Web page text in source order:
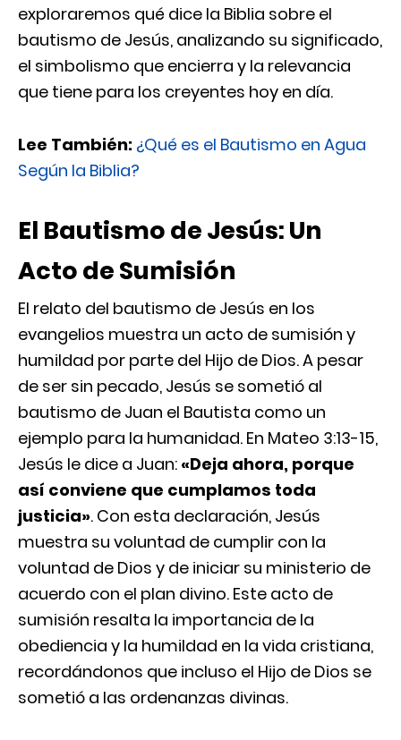
exploraremos qué dice la Biblia sobre el
bautismo de Jesús, analizando su significado,
el simbolismo que encierra y la relevancia
que tiene para los creyentes hoy en día.
Lee También: ¿Qué es el Bautismo en Agua
Según la Biblia?
El Bautismo de Jesús: Un
Acto de Sumisión
El relato del bautismo de Jesús en los
evangelios muestra un acto de sumisión y
humildad por parte del Hijo de Dios. A pesar
de ser sin pecado, Jesús se sometió al
bautismo de Juan el Bautista como un
ejemplo para la humanidad. En Mateo 3:13-15,
Jesús le dice a Juan: «Deja ahora, porque
así conviene que cumplamos toda
justicia». Con esta declaración, Jesús
muestra su voluntad de cumplir con la
voluntad de Dios y de iniciar su ministerio de
acuerdo con el plan divino. Este acto de
sumisión resalta la importancia de la
obediencia y la humildad en la vida cristiana,
recordándonos que incluso el Hijo de Dios se
sometió a las ordenanzas divinas.